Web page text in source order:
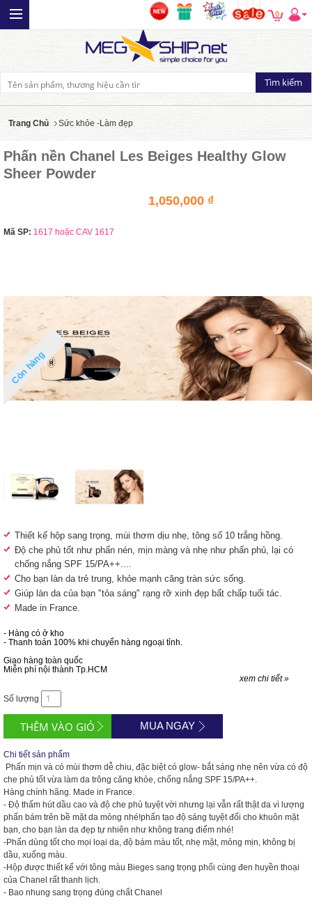
0
Trang Chủ Sức khỏe -Làm đẹp
Phấn nền Chanel Les Beiges Healthy Glow
Sheer Powder
1,050,000 ₫
Mã SP: 1617 hoặc CAV 1617
Còn hàng
Thiết kế hộp sang trọng, mùi thơm dịu nhẹ, tông số 10 trắng hồng.
Độ che phủ tốt như phấn nén, mịn màng và nhẹ như phấn phủ, lại có
chống nắng SPF 15/PA++....
Cho bạn làn da trẻ trung, khỏe mạnh căng tràn sức sống.
Giúp làn da của bạn "tỏa sáng" rạng rỡ xinh đẹp bất chấp tuổi tác.
Made in France.
- Hàng có ở kho
- Thanh toán 100% khi chuyển hàng ngoại tỉnh.
Giao hàng toàn quốc
Miễn phí nội thành Tp.HCM
xem chi tiết »
Số lượng
MUA NGAY
Chi tiết sản phẩm
Phấn mịn và có mùi thơm dễ chiu, đặc biệt có glow- bắt sáng nhẹ nên vừa có độ
che phủ tốt vừa làm da trông căng khỏe, chống nắng SPF 15/PA++.
Hàng chính hãng. Made in France.
- Độ thấm hút dầu cao và độ che phủ tuyệt vời nhưng lại vẫn rất thật da vì lượng
phấn bám trên bề mặt da mỏng nhé!phấn tạo độ sáng tuyệt đối cho khuôn mặt
bạn, cho bạn làn da đẹp tự nhiên như không trang điểm nhé!
-Phấn dùng tốt cho mọi loại da, độ bám màu tốt, nhẹ mặt, mỏng mịn, không bị
dầu, xuống màu.
-Hộp được thiết kế với tông màu Bieges sang trọng phối cùng đen huyền thoại
của Chanel rất thanh lịch.
- Bao nhung sang trọng đúng chất Chanel